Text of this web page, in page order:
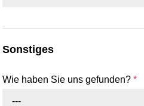
Sonstiges
Wie haben Sie uns gefunden?*
---